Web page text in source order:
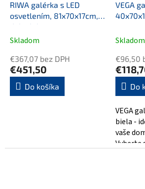
RIWA galérka s LED
osvetlením, 81x70x17cm,
dub alabama
Skladom
€367,07 bez DPH
€451,50
Do košíka
VEGA
Skladom
€96,50
Do
VEGA
biela -
vaše
Vyberte